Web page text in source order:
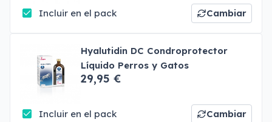
Incluir en el pack Cambiar
Hyalutidin DC Condroprotector
Líquido Perros y Gatos
29,95 €
Incluir en el pack Cambiar